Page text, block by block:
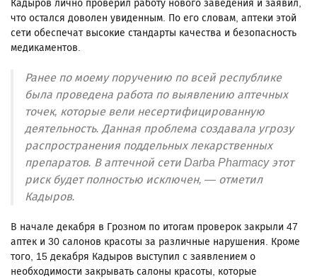
Кадыров лично проверил работу нового заведения и заявил,
что остался доволен увиденным. По его словам, аптеки этой
сети обеспечат высокие стандарты качества и безопасность
медикаментов.
Ранее по моему поручению по всей республике
была проведена работа по выявлению аптечных
точек, которые вели несертифицированную
деятельность. Данная проблема создавала угрозу
распространения поддельных лекарственных
препаратов. В аптечной сети Darba Pharmacy этот
риск будет полностью исключен, — отметил
Кадыров.
В начале декабря в Грозном по итогам проверок закрыли 47
аптек и 30 салонов красоты за различные нарушения. Кроме
того, 15 декабря Кадыров выступил с заявлением о
необходимости закрывать салоны красоты, которые